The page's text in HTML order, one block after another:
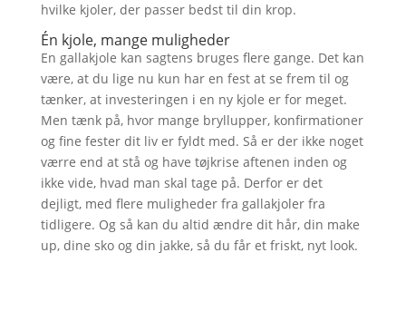
hvilke kjoler, der passer bedst til din krop.
Én kjole, mange muligheder
En gallakjole kan sagtens bruges flere gange. Det kan
være, at du lige nu kun har en fest at se frem til og
tænker, at investeringen i en ny kjole er for meget.
Men tænk på, hvor mange bryllupper, konfirmationer
og fine fester dit liv er fyldt med. Så er der ikke noget
værre end at stå og have tøjkrise aftenen inden og
ikke vide, hvad man skal tage på. Derfor er det
dejligt, med flere muligheder fra gallakjoler fra
tidligere. Og så kan du altid ændre dit hår, din make
up, dine sko og din jakke, så du får et friskt, nyt look.